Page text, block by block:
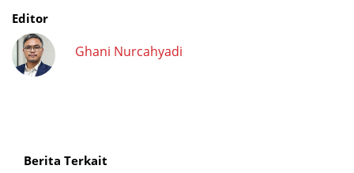
Editor
Ghani Nurcahyadi
Berita Terkait